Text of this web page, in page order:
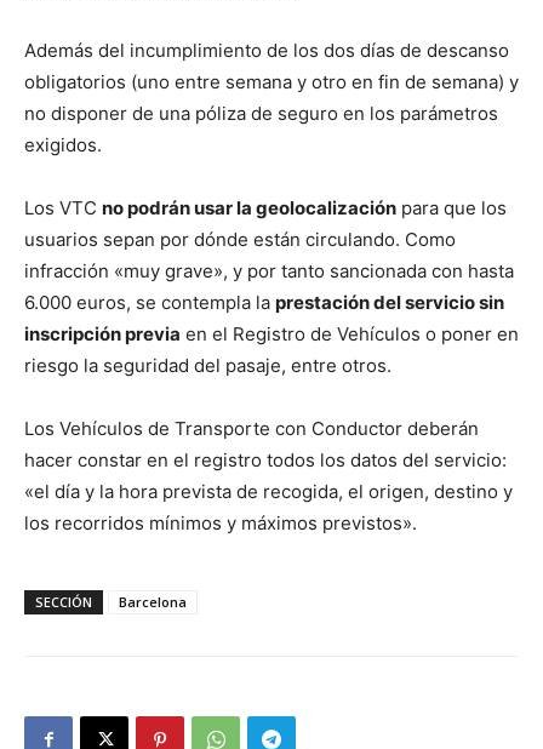
Además del incumplimiento de los dos días de descanso
obligatorios (uno entre semana y otro en fin de semana) y
no disponer de una póliza de seguro en los parámetros
exigidos.
Los VTC no podrán usar la geolocalización para que los
usuarios sepan por dónde están circulando. Como
infracción «muy grave», y por tanto sancionada con hasta
6.000 euros, se contempla la prestación del servicio sin
inscripción previa en el Registro de Vehículos o poner en
riesgo la seguridad del pasaje, entre otros.
Los Vehículos de Transporte con Conductor deberán
hacer constar en el registro todos los datos del servicio:
«el día y la hora prevista de recogida, el origen, destino y
los recorridos mínimos y máximos previstos».
SECCIÓN Barcelona